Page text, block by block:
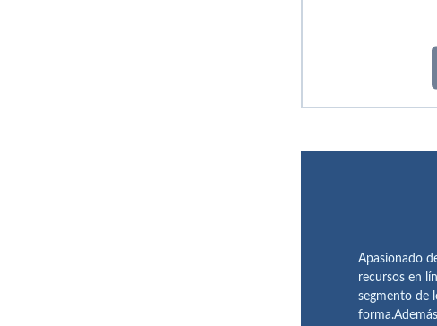
Apasionado
recursos en
segmento de